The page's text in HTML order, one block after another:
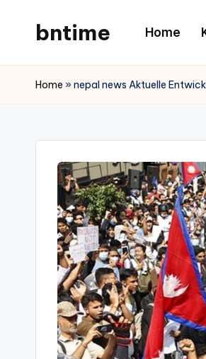
content
bntime Home
Home »nepal news Aktuelle